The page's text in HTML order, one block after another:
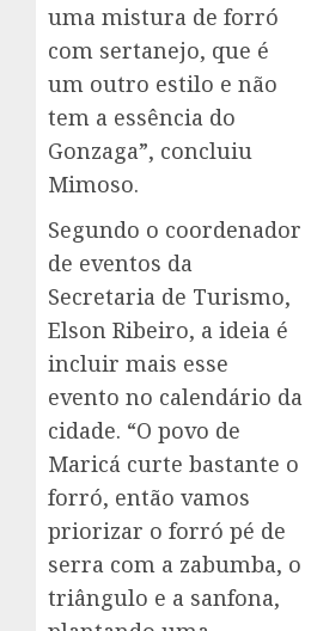
uma mistura de forró
com sertanejo, que é
um outro estilo e não
tem a essência do
Gonzaga”, concluiu
Mimoso.
Segundo o coordenador
de eventos da
Secretaria de Turismo,
Elson Ribeiro, a ideia é
incluir mais esse
evento no calendário da
cidade. “O povo de
Maricá curte bastante o
forró, então vamos
priorizar o forró pé de
serra com a zabumba, o
triângulo e a sanfona,